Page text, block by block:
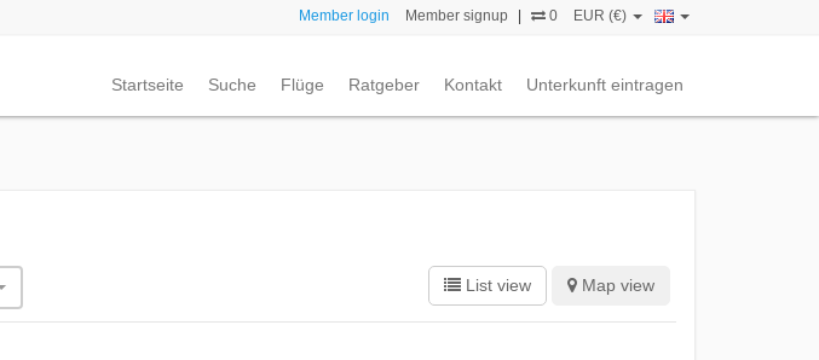
Member login Member signup 0 EUR (€)
Startseite Suche Flüge Ratgeber Kontakt Unterkunft eintragen
List view Map view